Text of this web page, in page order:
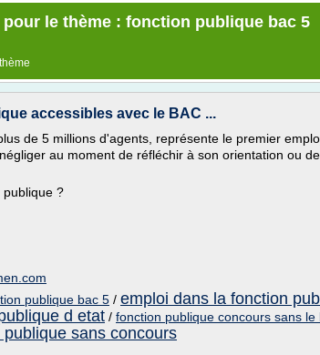
le thème : fonction publique bac 5
accessibles avec le BAC ...
de 5 millions d'agents, représente le premier
au moment de réfléchir à son orientation ou
publique ?
publique bac 5 / emploi dans la fonction
d etat / fonction publique concours sans le
sans concours